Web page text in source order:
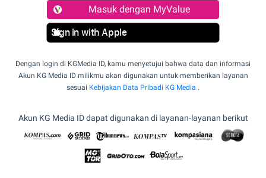
Masuk dengan MyValue
Sign in with Apple
Dengan login di KGMedia ID, kamu menyetujui bahwa data dan informasi
Akun KG Media ID milikmu akan digunakan untuk memberikan layanan
sesuai Kebijakan Data Pribadi KG Media .
Akun KG Media ID dapat digunakan di layanan-layanan berikut